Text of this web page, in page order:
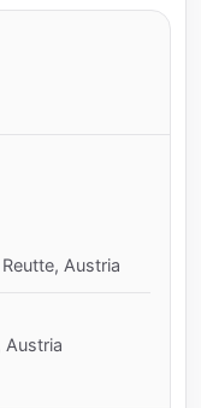
Austria
Austria